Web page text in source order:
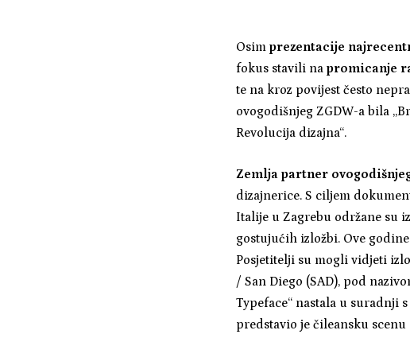
Osim prezentacije
fokus stavili na promicanje
te na kroz povijest često
ovogodišnjeg ZGDW-a bila
Revolucija dizajna“.
Zemlja partner
dizajnerice. S ciljem
Italije u Zagrebu održane su
gostujućih izložbi. Ove
Posjetitelji su mogli vidjeti
/ San Diego (SAD), pod
Typeface“ nastala u suradnji
predstavio je čileansku